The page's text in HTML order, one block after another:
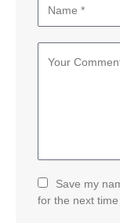
Save my
for the next time